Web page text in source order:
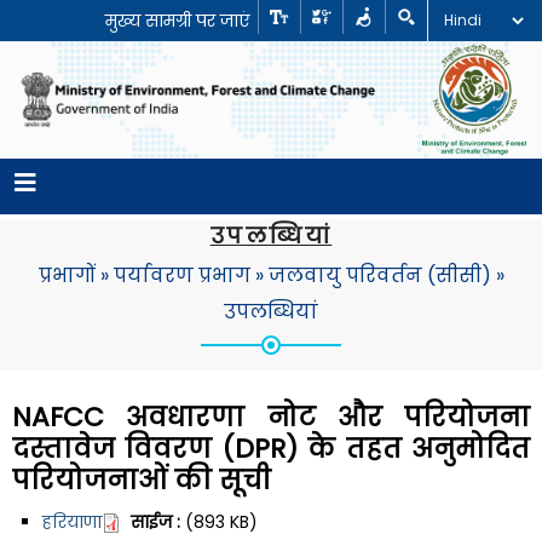
मुख्य सामग्री पर जाएं
उपलब्धियां
प्रभागों»पर्यावरण प्रभाग»जलवायु परिवर्तन (सीसी) »
उपलब्धियां
NAFCC अवधारणा नोट और परियोजना
दस्तावेज विवरण (DPR) के तहत अनुमोदित
परियोजनाओं की सूची
हरियाणा साईज : (893 KB)